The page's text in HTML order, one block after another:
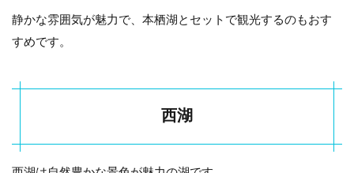
静かな雰囲気が魅力で、本栖湖とセットで観光するのもおす
すめです。
西湖